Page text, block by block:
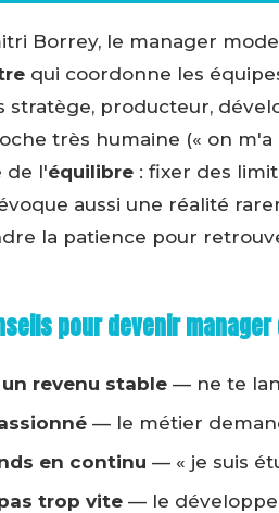
Borrey, le manager
qui coordonne les
stratège, producteur,
très humaine (« on
de l'équilibre : fixer des
aussi une réalité
la patience pour
pour devenir
un revenu stable — ne te
— le métier
en continu — « je suis
trop vite — le